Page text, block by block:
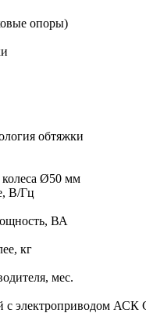
опоры)
обтяжки
Ø50 мм
В/Гц
ВА
кг
мес.
с электроприводом